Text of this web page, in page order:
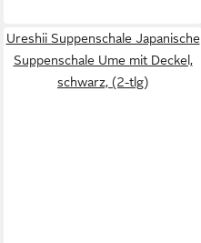
Ureshii Suppenschale Japanische
Suppenschale Ume mit Deckel,
schwarz, (2-tlg)